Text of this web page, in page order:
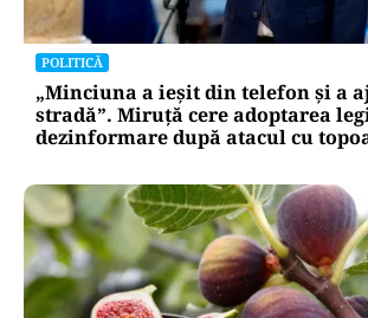
POLITICĂ
„Minciuna a ieșit din telefon și a
stradă”. Miruță cere adoptarea
dezinformare după atacul cu